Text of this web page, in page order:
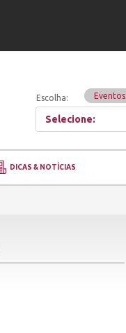
Escolha: Eventos
Selecione:
DICAS & NOTÍCIAS